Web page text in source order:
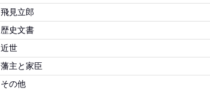
飛見立郎
歴史文書
近世
藩主と家臣
その他